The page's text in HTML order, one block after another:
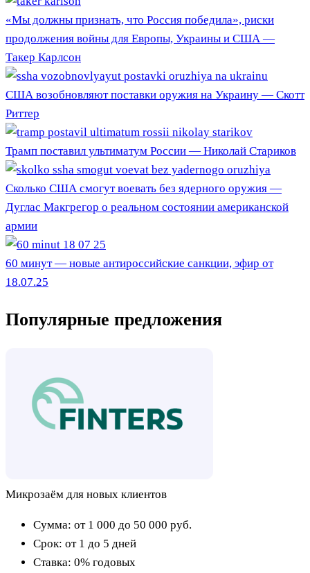
«Мы должны признать, что Россия победила», риски
продолжения войны для Европы, Украины и США —
Такер Карлсон
США возобновляют поставки оружия на Украину — Скотт
Риттер
Трамп поставил ультиматум России — Николай Стариков
Сколько США смогут воевать без ядерного оружия —
Дуглас Макгрегор о реальном состоянии американской
армии
60 минут — новые антироссийские санкции, эфир от
18.07.25
Популярные предложения
Микрозаём для новых клиентов
Сумма: от 1 000 до 50 000 руб.
Срок: от 1 до 5 дней
Ставка: 0% годовых